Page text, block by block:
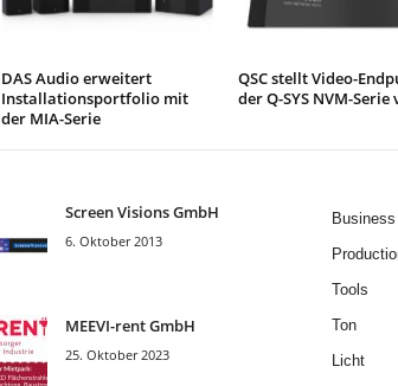
DAS Audio erweitert
Installationsportfolio mit
der MIA-Serie
QSC stellt Video-
der Q-SYS NVM-Serie
Screen Visions GmbH
6. Oktober 2013
MEEVI-rent GmbH
25. Oktober 2023
Business
Tools
Ton
Licht